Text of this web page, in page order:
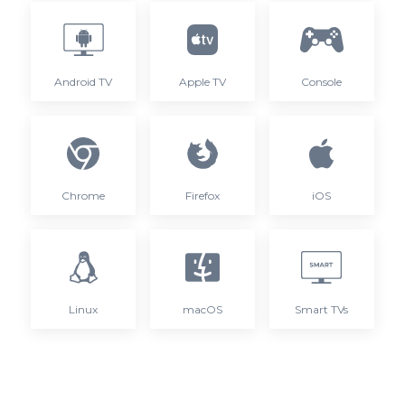
Android TV Apple TV Console
Chrome Firefox iOS
Linux macOS Smart TVs